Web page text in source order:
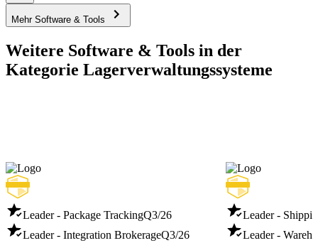
Mehr Software & Tools
Weitere Software & Tools in der
Kategorie Lagerverwaltungssysteme
Leader - Package TrackingQ3/26
Leader - Integration BrokerageQ3/26
Leader -
Leader -